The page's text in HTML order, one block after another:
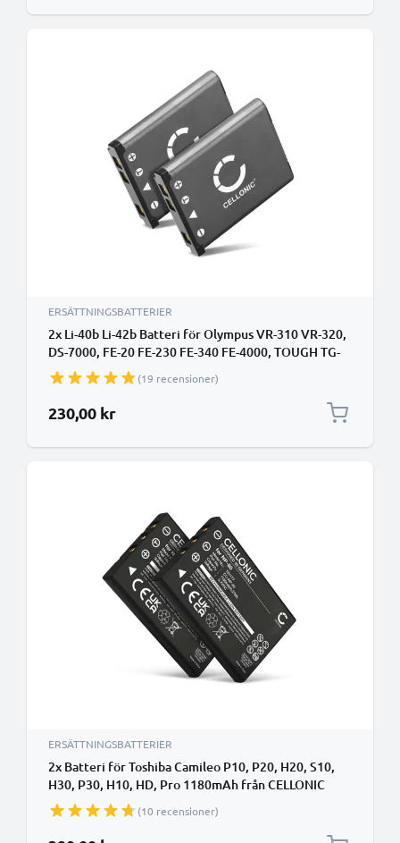
ERSÄTTNINGSBATTERIER
2x Li-40b Li-42b Batteri för Olympus VR-310 VR-320,
DS-7000, FE-20 FE-230 FE-340 FE-4000, TOUGH TG-
310 TG-320, VH210, LS-20M, D-720 digitalkamera,
700mAh Kamera-ersättningsbatteri med lång
batteritid
(19 recensioner)
230,00 kr
ERSÄTTNINGSBATTERIER
2x Batteri för Toshiba Camileo P10, P20, H20, S10,
H30, P30, H10, HD, Pro 1180mAh från CELLONIC
(10 recensioner)